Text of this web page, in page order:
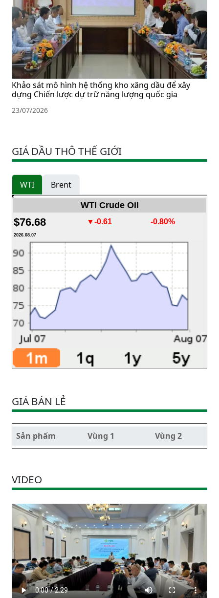
Khảo sát mô hình hệ thống kho xăng dầu để xây
dựng Chiến lược dự trữ năng lượng quốc gia
23/07/2026
GIÁ DẦU THÔ THẾ GIỚI
WTI Brent
WTI Crude Oil
$76.68 ▼-0.61 -0.80%
2026.08.07
GIÁ BÁN LẺ
Sản phẩm Vùng 1 Vùng 2
VIDEO